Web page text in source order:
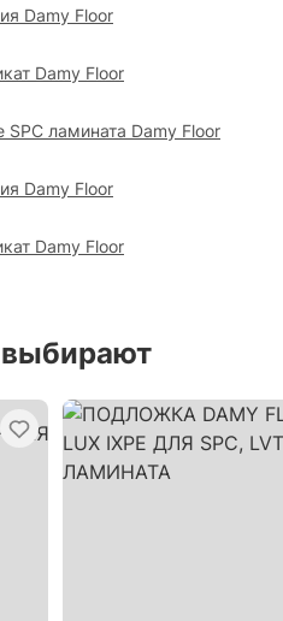
Damy Floor
Damy Floor
ламината Damy Floor
Damy Floor
Damy Floor